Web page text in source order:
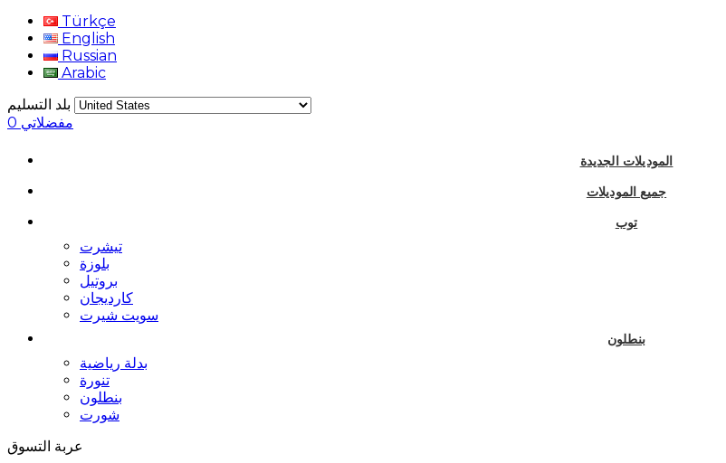
Türkçe
English
Russian
Arabic
بلد التسليم
مفضلاتي 0
الموديلات الجديدة
جميع الموديلات
توب
تيشرت
بلوزة
بروتيل
كارديجان
سويت شيرت
بنطلون
بدلة رياضية
تنورة
بنطلون
شورت
عربة التسوق